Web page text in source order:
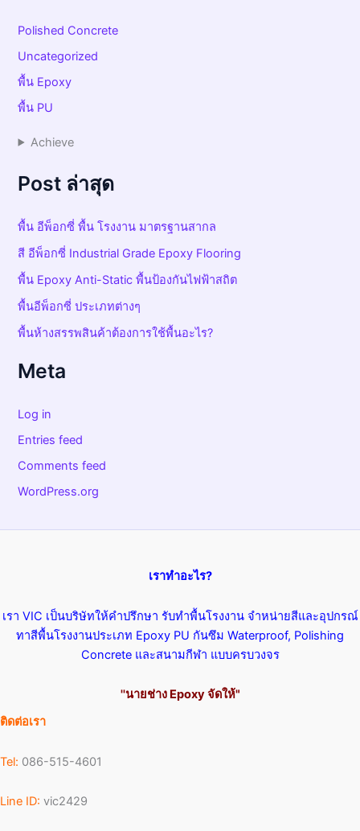
Polished Concrete
Uncategorized
พื้น Epoxy
พื้น PU
Achieve
Post ล่าสุด
พื้น อีพ็อกซี่ พื้น โรงงาน มาตรฐานสากล
สี อีพ็อกซี่ Industrial Grade Epoxy Flooring
พื้น Epoxy Anti-Static พื้นป้องกันไฟฟ้าสถิต
พื้นอีพ็อกซี่ ประเภทต่างๆ
พื้นห้างสรรพสินค้าต้องการใช้พื้นอะไร?
Meta
Log in
Entries feed
Comments feed
WordPress.org
เราทำอะไร?
เรา VIC เป็นบริษัทให้คำปรึกษา รับทำพื้นโรงงาน จำหน่ายสีและอุปกรณ์
ทาสีพื้นโรงงานประเภท Epoxy PU กันซึม Waterproof, Polishing
Concrete และสนามกีฬา แบบครบวงจร
''นายช่าง Epoxy จัดให้"
ติดต่อเรา
Tel: 086-515-4601
Line ID: vic2429